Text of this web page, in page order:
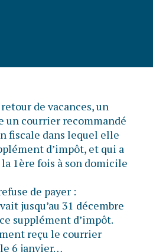
de vacances, un
un courrier recommandé
fiscale dans lequel elle
d’impôt, et qui a
1ère fois à son domicile
de payer :
jusqu’au 31 décembre
supplément d’impôt.
reçu le courrier
6 janvier…